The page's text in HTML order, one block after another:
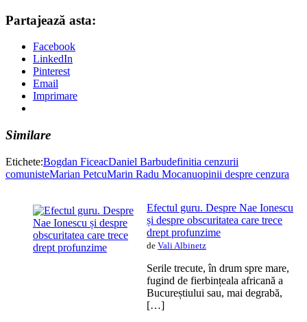
Partajează asta:
Facebook
LinkedIn
Pinterest
Email
Imprimare
Similare
Etichete:Bogdan FiceacDaniel Barbudefinitia cenzurii
comunisteMarian PetcuMarin Radu Mocanuopinii despre cenzura
Efectul guru. Despre Nae Ionescu
și despre obscuritatea care trece
drept profunzime
de Vali Albinetz
Serile trecute, în drum spre mare,
fugind de fierbințeala africană a
Bucureștiului sau, mai degrabă,
[…]